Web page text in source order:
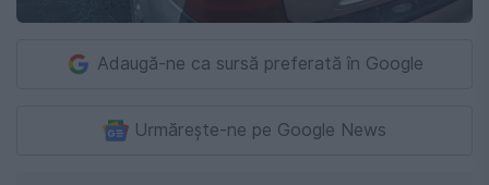
Adaugă-ne ca sursă preferată în Google
Urmărește-ne pe Google News